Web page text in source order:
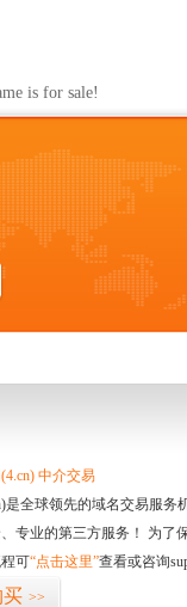
is for sale!
中介交易
是全球领先的域名交易服务
专业的第三方服务！ 为了
可“点击这里”查看或咨询
买 >>